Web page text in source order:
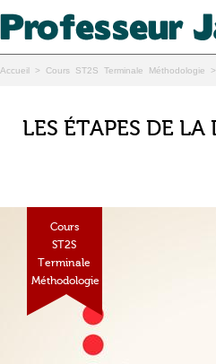
Accueil > Cours ST2S Terminale Méthodologie >
LES ÉTAPES DE
Cours
ST2S
Terminale
Méthodologie